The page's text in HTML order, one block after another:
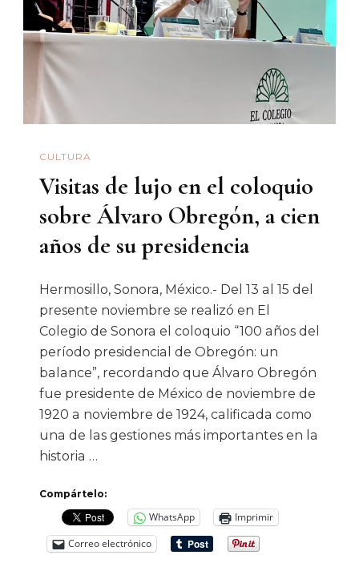
El
Agrícola
CULTURA
Visitas de lujo en el coloquio
sobre Álvaro Obregón, a cien
años de su presidencia
Hermosillo, Sonora, México.- Del 13 al 15 del
presente noviembre se realizó en El
Colegio de Sonora el coloquio “100 años del
período presidencial de Obregón: un
balance”, recordando que Álvaro Obregón
fue presidente de México de noviembre de
1920 a noviembre de 1924, calificada como
una de las gestiones más importantes en la
historia …
Compártelo:
WhatsApp
Imprimir
Correo electrónico